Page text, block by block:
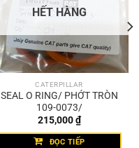
HẾT HÀNG
CATERPILLAR
SEAL O RING/ PHỚT TRÒN
109-0073/
215,000₫
ĐỌC TIẾP